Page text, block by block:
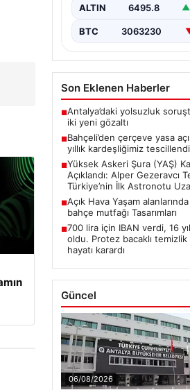
Milliyetçi Hareket…
ALTIN 6495.8 ▲
BTC 3063230
Son Eklenen Haberler
■Antalya’daki yolsuzluk
iki yeni gözaltı
■Bahçeli’den çerçeve yasa
yıllık kardeşliğimiz tescillendi
■Yüksek Askeri Şura (YAŞ)
Açıklandı: Alper Gezeravcı
Türkiye’nin İlk Astronotu
■Açık Hava Yaşam
bahçe mutfağı Tasarımları
■700 lira için IBAN verdi, 16
oldu. Protez bacaklı
hayatı karardı
Güncel
06/08/2026